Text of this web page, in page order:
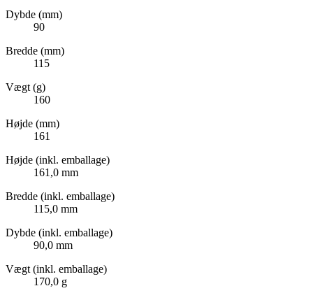
Dybde (mm)
90
Bredde (mm)
115
Vægt (g)
160
Højde (mm)
161
Højde (inkl. emballage)
161,0 mm
Bredde (inkl. emballage)
115,0 mm
Dybde (inkl. emballage)
90,0 mm
Vægt (inkl. emballage)
170,0 g